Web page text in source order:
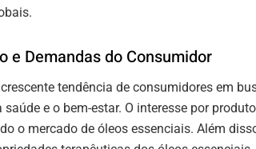
e Demandas do Consumidor
tendência de consumidores em
e o bem-estar. O interesse por
o mercado de óleos essenciais. Além